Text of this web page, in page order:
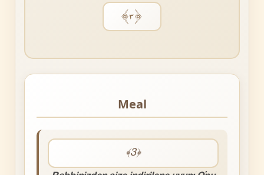
﴿٣﴾
Meal
﴾3﴿